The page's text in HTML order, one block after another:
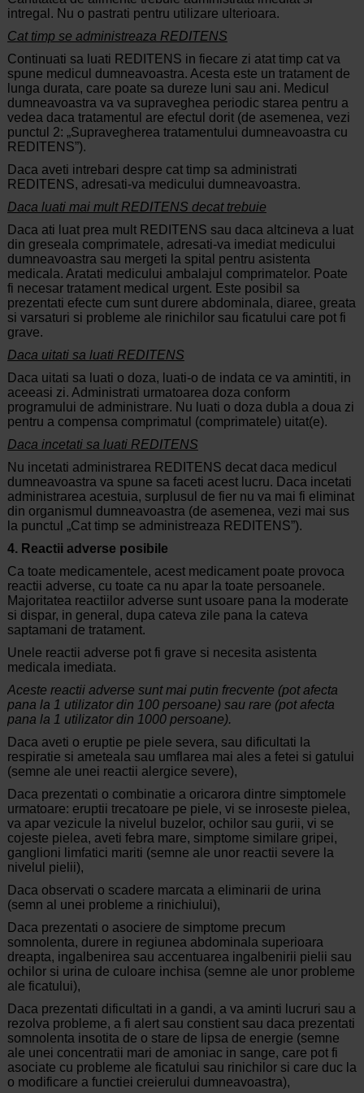
intregal. Nu o pastrati pentru utilizare ulterioara.
Cat timp se administreaza REDITENS
Continuati sa luati REDITENS in fiecare zi atat timp cat va
spune medicul dumneavoastra. Acesta este un tratament de
lunga durata, care poate sa dureze luni sau ani. Medicul
dumneavoastra va va supraveghea periodic starea pentru a
vedea daca tratamentul are efectul dorit (de asemenea, vezi
punctul 2: „Supravegherea tratamentului dumneavoastra cu
REDITENS”).
Daca aveti intrebari despre cat timp sa administrati
REDITENS, adresati-va medicului dumneavoastra.
Daca luati mai mult REDITENS decat trebuie
Daca ati luat prea mult REDITENS sau daca altcineva a luat
din greseala comprimatele, adresati-va imediat medicului
dumneavoastra sau mergeti la spital pentru asistenta
medicala. Aratati medicului ambalajul comprimatelor. Poate
fi necesar tratament medical urgent. Este posibil sa
prezentati efecte cum sunt durere abdominala, diaree, greata
si varsaturi si probleme ale rinichilor sau ficatului care pot fi
grave.
Daca uitati sa luati REDITENS
Daca uitati sa luati o doza, luati-o de indata ce va amintiti, in
aceeasi zi. Administrati urmatoarea doza conform
programului de administrare. Nu luati o doza dubla a doua zi
pentru a compensa comprimatul (comprimatele) uitat(e).
Daca incetati sa luati REDITENS
Nu incetati administrarea REDITENS decat daca medicul
dumneavoastra va spune sa faceti acest lucru. Daca incetati
administrarea acestuia, surplusul de fier nu va mai fi eliminat
din organismul dumneavoastra (de asemenea, vezi mai sus
la punctul „Cat timp se administreaza REDITENS”).
4. Reactii adverse posibile
Ca toate medicamentele, acest medicament poate provoca
reactii adverse, cu toate ca nu apar la toate persoanele.
Majoritatea reactiilor adverse sunt usoare pana la moderate
si dispar, in general, dupa cateva zile pana la cateva
saptamani de tratament.
Unele reactii adverse pot fi grave si necesita asistenta
medicala imediata.
Aceste reactii adverse sunt mai putin frecvente (pot afecta
pana la 1 utilizator din 100 persoane) sau rare (pot afecta
pana la 1 utilizator din 1000 persoane).
Daca aveti o eruptie pe piele severa, sau dificultati la
respiratie si ameteala sau umflarea mai ales a fetei si gatului
(semne ale unei reactii alergice severe),
Daca prezentati o combinatie a oricarora dintre simptomele
urmatoare: eruptii trecatoare pe piele, vi se inroseste pielea,
va apar vezicule la nivelul buzelor, ochilor sau gurii, vi se
cojeste pielea, aveti febra mare, simptome similare gripei,
ganglioni limfatici mariti (semne ale unor reactii severe la
nivelul pielii),
Daca observati o scadere marcata a eliminarii de urina
(semn al unei probleme a rinichiului),
Daca prezentati o asociere de simptome precum
somnolenta, durere in regiunea abdominala superioara
dreapta, ingalbenirea sau accentuarea ingalbenirii pielii sau
ochilor si urina de culoare inchisa (semne ale unor probleme
ale ficatului),
Daca prezentati dificultati in a gandi, a va aminti lucruri sau a
rezolva probleme, a fi alert sau constient sau daca prezentati
somnolenta insotita de o stare de lipsa de energie (semne
ale unei concentratii mari de amoniac in sange, care pot fi
asociate cu probleme ale ficatului sau rinichilor si care duc la
o modificare a functiei creierului dumneavoastra),